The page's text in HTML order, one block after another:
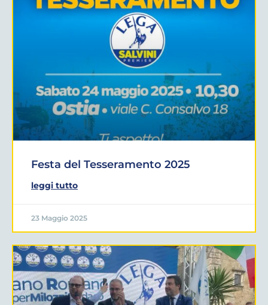
Festa del Tesseramento 2025
leggi tutto
23 Maggio 2025